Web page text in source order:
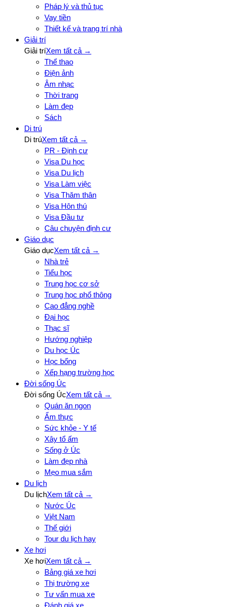
Pháp lý và thủ tục
Vay tiền
Thiết kế và trang trí nhà
Giải trí
Giải tríXem tất cả →
Thể thao
Điện ảnh
Âm nhạc
Thời trang
Làm đẹp
Sách
Di trú
Di trúXem tất cả →
PR - Định cư
Visa Du học
Visa Du lịch
Visa Làm việc
Visa Thăm thân
Visa Hôn thú
Visa Đầu tư
Câu chuyện định cư
Giáo dục
Giáo dụcXem tất cả →
Nhà trẻ
Tiểu học
Trung học cơ sở
Trung học phổ thông
Cao đẳng nghề
Đại học
Thạc sĩ
Hướng nghiệp
Du học Úc
Học bổng
Xếp hạng trường học
Đời sống Úc
Đời sống ÚcXem tất cả →
Quán ăn ngon
Ẩm thực
Sức khỏe - Y tế
Xây tổ ấm
Sống ở Úc
Làm đẹp nhà
Mẹo mua sắm
Du lịch
Du lịchXem tất cả →
Nước Úc
Việt Nam
Thế giới
Tour du lịch hay
Xe hơi
Xe hơiXem tất cả →
Bảng giá xe hơi
Thị trường xe
Tư vấn mua xe
Đánh giá xe